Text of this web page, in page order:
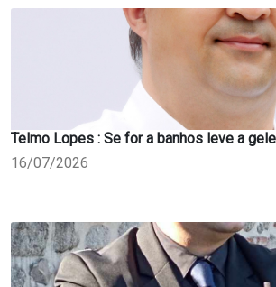
Telmo Lopes : Se for a banhos leve a
16/07/2026